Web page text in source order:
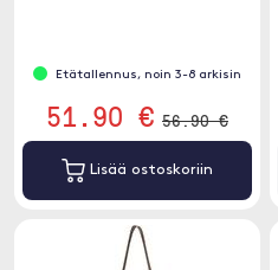
Etätallennus, noin 3-8 arkisin
51.90 € 56.90 €
Lisää ostoskoriin